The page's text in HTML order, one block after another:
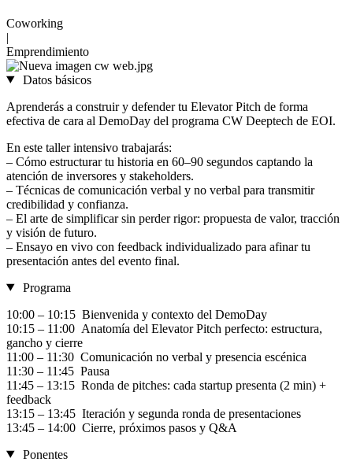
Coworking
|
Emprendimiento
Datos básicos
Aprenderás a construir y defender tu Elevator Pitch de forma
efectiva de cara al DemoDay del programa CW Deeptech de EOI.
En este taller intensivo trabajarás:
– Cómo estructurar tu historia en 60–90 segundos captando la
atención de inversores y stakeholders.
– Técnicas de comunicación verbal y no verbal para transmitir
credibilidad y confianza.
– El arte de simplificar sin perder rigor: propuesta de valor, tracción
y visión de futuro.
– Ensayo en vivo con feedback individualizado para afinar tu
presentación antes del evento final.
Programa
10:00 – 10:15 Bienvenida y contexto del DemoDay
10:15 – 11:00 Anatomía del Elevator Pitch perfecto: estructura,
gancho y cierre
11:00 – 11:30 Comunicación no verbal y presencia escénica
11:30 – 11:45 Pausa
11:45 – 13:15 Ronda de pitches: cada startup presenta (2 min) +
feedback
13:15 – 13:45 Iteración y segunda ronda de presentaciones
13:45 – 14:00 Cierre, próximos pasos y Q&A
Ponentes